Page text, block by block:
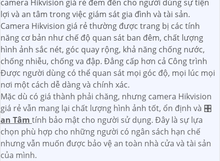
camera Hikvision giá rẻ đem đến cho người dùng sự tiện
lợi và an tâm trong việc giám sát gia đình và tài sản.
Camera Hikvision giá rẻ thường được trang bị các tính
năng cơ bản như chế độ quan sát ban đêm, chất lượng
hình ảnh sắc nét, góc quay rộng, khả năng chống nước,
chống nhiễu, chống va đập. Đẳng cấp hơn cả Công trình
Được người dùng có thể quan sát mọi góc độ, mọi lúc mọi
nơi một cách dễ dàng và chính xác.
Mặc dù có giá thành phải chăng, nhưng camera Hikvision
giá rẻ vẫn mang lại chất lượng hình ảnh tốt, ổn định và 🎛
an Tâm tính bảo mật cho người sử dụng. Đây là sự lựa
chọn phù hợp cho những người có ngân sách hạn chế
nhưng vẫn muốn được bảo vệ an toàn nhà cửa và tài sản
của mình.